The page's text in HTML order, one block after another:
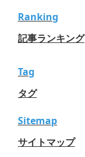
Ranking
記事ランキング
Tag
タグ
Sitemap
サイトマップ